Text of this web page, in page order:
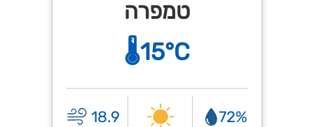
טמפרה
🌡️15°C
72%
18.9